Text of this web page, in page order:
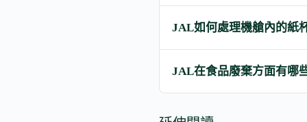
JAL如何處理機艙內的紙
JAL在食品廢棄方面有哪